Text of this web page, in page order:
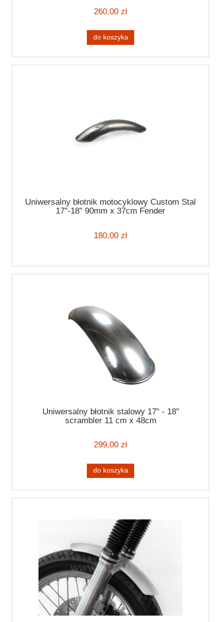
260,00 zł
do koszyka
Uniwersalny błotnik motocyklowy Custom Stal
17"-18" 90mm x 37cm Fender
180,00 zł
Uniwersalny błotnik stalowy 17" - 18"
scrambler 11 cm x 48cm
299,00 zł
do koszyka